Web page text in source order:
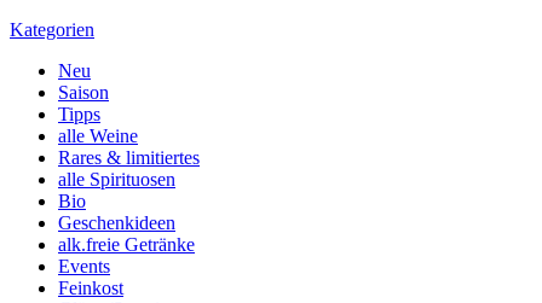
Kategorien
Neu
Saison
Tipps
alle Weine
Rares & limitiertes
alle Spirituosen
Bio
Geschenkideen
alk.freie Getränke
Events
Feinkost